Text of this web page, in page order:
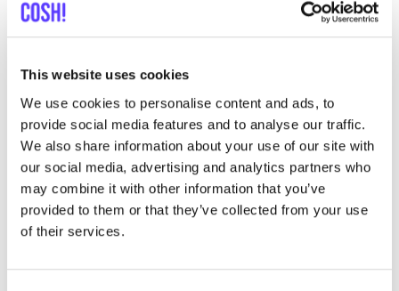
This website uses cookies
We use cookies to personalise content and ads, to
provide social media features and to analyse our traffic.
We also share information about your use of our site with
our social media, advertising and analytics partners who
may combine it with other information that you’ve
provided to them or that they’ve collected from your use
of their services.
Bezoek website